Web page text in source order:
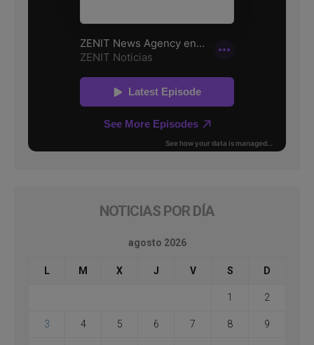
NOTICIAS POR DÍA
agosto 2026
L M X J V S D
1 2
3 4 5 6 7 8 9